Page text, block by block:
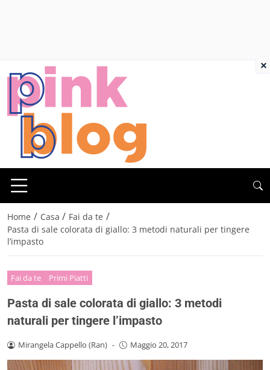
Home / Casa / Fai da te /
Pasta di sale colorata di giallo: 3 metodi naturali per tingere
l’impasto
Fai da te Primi Piatti
Pasta di sale colorata di giallo: 3 metodi
naturali per tingere l’impasto
Mirangela Cappello (Ran) - Maggio 20, 2017
×